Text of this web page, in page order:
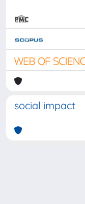
social impact